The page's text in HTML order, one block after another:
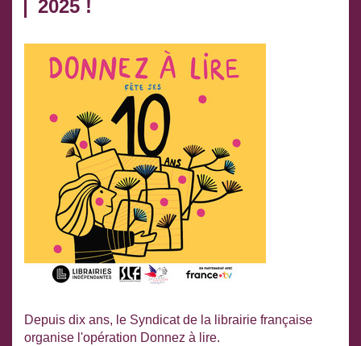
2025 !
Depuis dix ans, le Syndicat de la librairie française
organise l'opération Donnez à lire.